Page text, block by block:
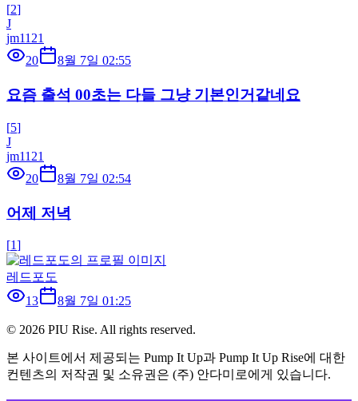
[2]
J
jm1121
20
8월 7일 02:55
요즘 출석 00초는 다들 그냥 기본인거같네요
[5]
J
jm1121
20
8월 7일 02:54
어제 저녁
[1]
레드포도
13
8월 7일 01:25
© 2026 PIU Rise. All rights reserved.
본 사이트에서 제공되는 Pump It Up과 Pump It Up Rise에 대한
컨텐츠의 저작권 및 소유권은 (주) 안다미로에게 있습니다.